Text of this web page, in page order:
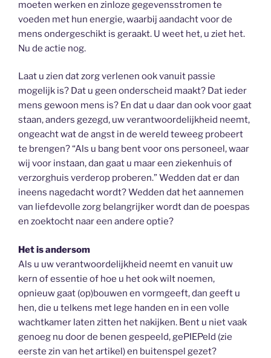
moeten werken en zinloze gegevensstromen te
voeden met hun energie, waarbij aandacht voor de
mens ondergeschikt is geraakt. U weet het, u ziet het.
Nu de actie nog.
Laat u zien dat zorg verlenen ook vanuit passie
mogelijk is? Dat u geen onderscheid maakt? Dat ieder
mens gewoon mens is? En dat u daar dan ook voor gaat
staan, anders gezegd, uw verantwoordelijkheid neemt,
ongeacht wat de angst in de wereld teweeg probeert
te brengen? “Als u bang bent voor ons personeel, waar
wij voor instaan, dan gaat u maar een ziekenhuis of
verzorghuis verderop proberen.” Wedden dat er dan
ineens nagedacht wordt? Wedden dat het aannemen
van liefdevolle zorg belangrijker wordt dan de poespas
en zoektocht naar een andere optie?
Het is andersom
Als u uw verantwoordelijkheid neemt en vanuit uw
kern of essentie of hoe u het ook wilt noemen,
opnieuw gaat (op)bouwen en vormgeeft, dan geeft u
hen, die u telkens met lege handen en in een volle
wachtkamer laten zitten het nakijken. Bent u niet vaak
genoeg nu door de benen gespeeld, gePIEPeld (zie
eerste zin van het artikel) en buitenspel gezet?